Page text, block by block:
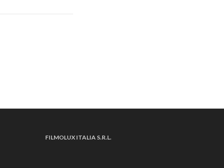
FILMOLUX ITALIA S.R.L.